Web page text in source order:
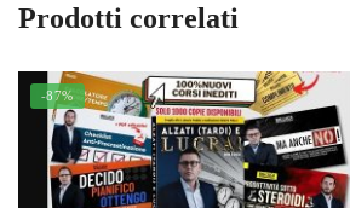
Prodotti correlati
-87%